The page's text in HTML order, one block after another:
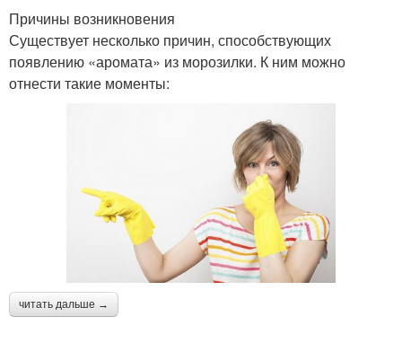
Причины возникновения
Существует несколько причин, способствующих
появлению «аромата» из морозилки. К ним можно
отнести такие моменты:
читать дальше →